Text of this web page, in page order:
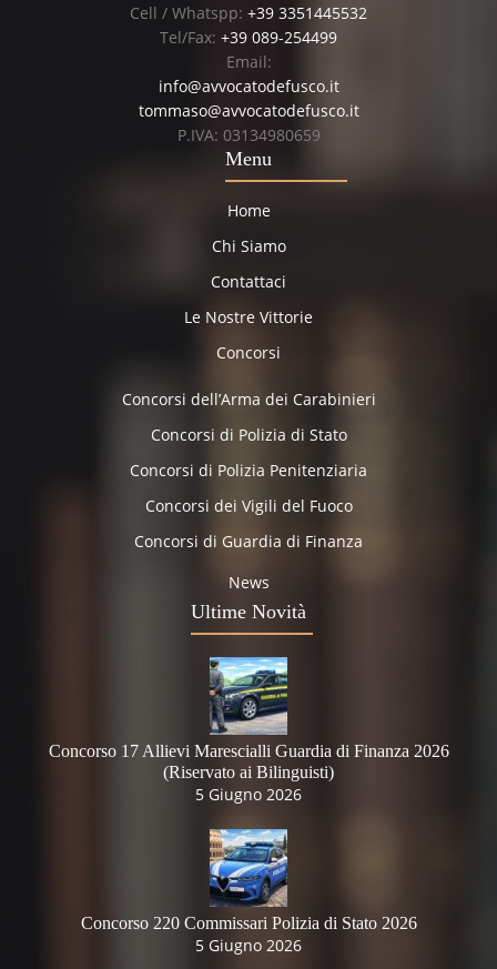
Cell / Whatspp: +39 3351445532
Tel/Fax: +39 089-254499
Email:
info@avvocatodefusco.it
tommaso@avvocatodefusco.it
P.IVA: 03134980659
Menu
Home
Chi Siamo
Contattaci
Le Nostre Vittorie
Concorsi
Concorsi dell’Arma dei Carabinieri
Concorsi di Polizia di Stato
Concorsi di Polizia Penitenziaria
Concorsi dei Vigili del Fuoco
Concorsi di Guardia di Finanza
News
Ultime Novità
Concorso 17 Allievi Marescialli Guardia di Finanza 2026
(Riservato ai Bilinguisti)
5 Giugno 2026
Concorso 220 Commissari Polizia di Stato 2026
5 Giugno 2026